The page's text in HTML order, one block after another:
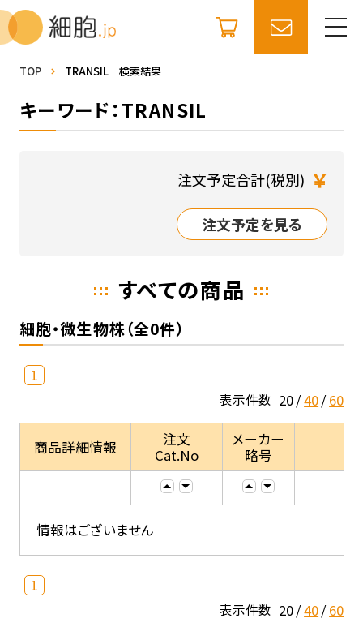
TOP TRANSIL 検索結果
キーワード：TRANSIL
注文予定合計(税別) ￥
注文予定を見る
すべての商品
細胞・微生物株（全0件）
1
表示件数 20 40 60
商品詳細情報
注文
Cat.No
メーカー
略号
情報はございません
1
表示件数 20 40 60